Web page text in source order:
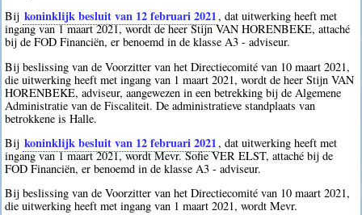
Bij koninklijk besluit van 12 februari 2021, dat uitwerking heeft met
ingang van 1 maart 2021, wordt de heer Stijn VAN HORENBEKE, attaché
bij de FOD Financiën, er benoemd in de klasse A3 - adviseur.
Bij beslissing van de Voorzitter van het Directiecomité van 10 maart 2021,
die uitwerking heeft met ingang van 1 maart 2021, wordt de heer Stijn VAN
HORENBEKE, adviseur, aangewezen in een betrekking bij de Algemene
Administratie van de Fiscaliteit. De administratieve standplaats van
betrokkene is Halle.
Bij koninklijk besluit van 12 februari 2021, dat uitwerking heeft met
ingang van 1 maart 2021, wordt Mevr. Sofie VER ELST, attaché bij de
FOD Financiën, er benoemd in de klasse A3 - adviseur.
Bij beslissing van de Voorzitter van het Directiecomité van 10 maart 2021,
die uitwerking heeft met ingang van 1 maart 2021, wordt Mevr.